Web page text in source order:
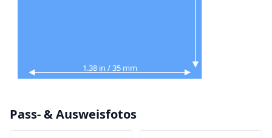
1.38 in / 35 mm
Pass- & Ausweisfotos